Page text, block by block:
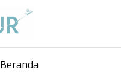
Beranda